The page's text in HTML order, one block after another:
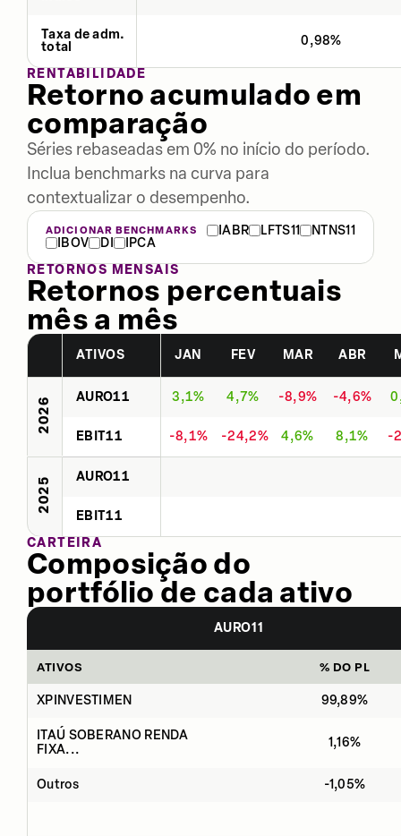
Taxa de adm.
total
0,98%
RENTABILIDADE
Retorno acumulado em
comparação
Séries rebaseadas em 0% no início do período.
Inclua benchmarks na curva para
contextualizar o desempenho.
ADICIONAR BENCHMARKS IABR LFTS11
NTNS11
IBOV
DI
IPCA
RETORNOS MENSAIS
Retornos percentuais
mês a mês
ATIVOS JAN FEV MAR ABR
2026 AURO11 3,1% 4,7% -8,9% -4,6%
EBIT11 -8,1% -24,2% 4,6% 8,1% -
2025 AURO11
EBIT11
CARTEIRA
Composição do
portfólio de cada ativo
AURO11
ATIVOS % DO PL
XPINVESTIMEN 99,89%
ITAÚ SOBERANO RENDA
FIXA...
1,16%
Outros -1,05%